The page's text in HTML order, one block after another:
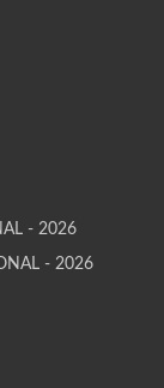
- 2026
- 2026